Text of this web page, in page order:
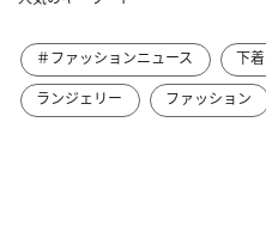
＃ファッションニュース 下着
ランジェリー
ファッション